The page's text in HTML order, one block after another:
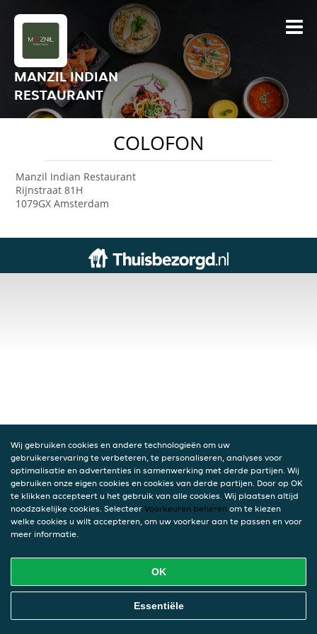
MANZIL INDIAN
RESTAURANT
COLOFON
Manzil Indian Restaurant
Rijnstraat 81H
1079GX Amsterdam
Wij gebruiken cookies en andere technologieën om uw
gebruikerservaring te verbeteren, te personaliseren, analyses voor
optimalisatie en advertenties in samenwerking met derde partijen. Wij
gebruiken onze eigen cookies en cookies van derde partijen. Door op OK
te klikken accepteert u het gebruik van alle cookies. Wij plaatsen altijd
noodzakelijke cookies. Selecteer Voorkeuren beheren om te kiezen
welke cookies u wilt accepteren, om uw voorkeur aan te passen en voor
meer informatie.
OK
Essentiële